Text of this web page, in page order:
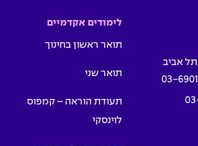
03-
לימודים אקדמיים
תואר ראשון בחינוך
תואר שני
תעודת הוראה – קמפוס
לוינסקי